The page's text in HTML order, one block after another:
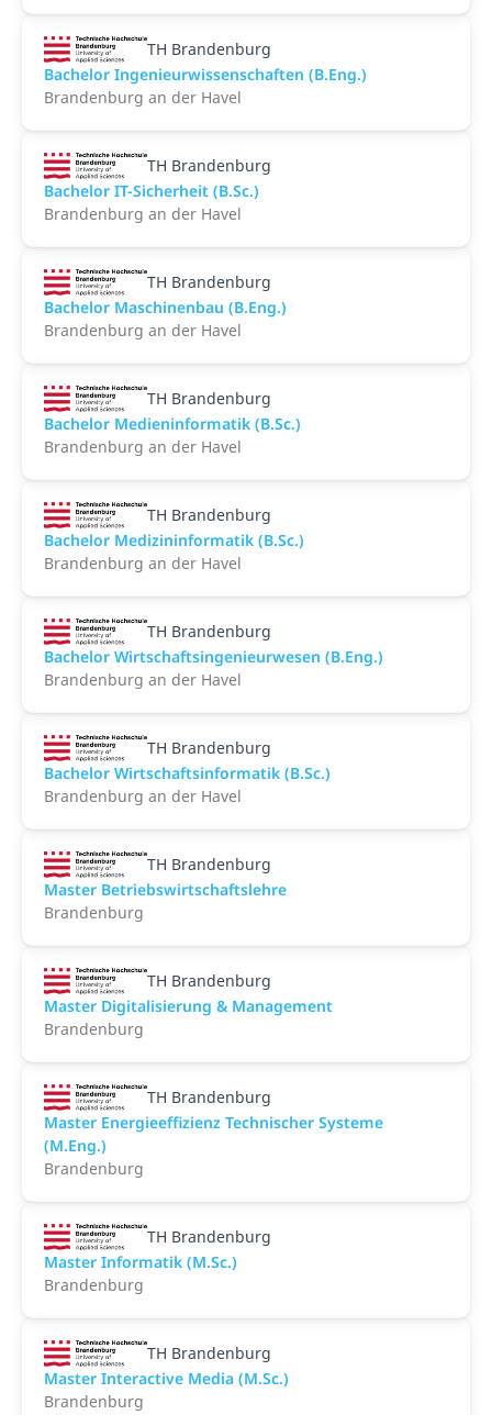
TH Brandenburg
Bachelor Ingenieurwissenschaften (B.Eng.)
Brandenburg an der Havel
TH Brandenburg
Bachelor IT-Sicherheit (B.Sc.)
Brandenburg an der Havel
TH Brandenburg
Bachelor Maschinenbau (B.Eng.)
Brandenburg an der Havel
TH Brandenburg
Bachelor Medieninformatik (B.Sc.)
Brandenburg an der Havel
TH Brandenburg
Bachelor Medizininformatik (B.Sc.)
Brandenburg an der Havel
TH Brandenburg
Bachelor Wirtschaftsingenieurwesen (B.Eng.)
Brandenburg an der Havel
TH Brandenburg
Bachelor Wirtschaftsinformatik (B.Sc.)
Brandenburg an der Havel
TH Brandenburg
Master Betriebswirtschaftslehre
Brandenburg
TH Brandenburg
Master Digitalisierung & Management
Brandenburg
TH Brandenburg
Master Energieeffizienz Technischer Systeme
(M.Eng.)
Brandenburg
TH Brandenburg
Master Informatik (M.Sc.)
Brandenburg
TH Brandenburg
Master Interactive Media (M.Sc.)
Brandenburg